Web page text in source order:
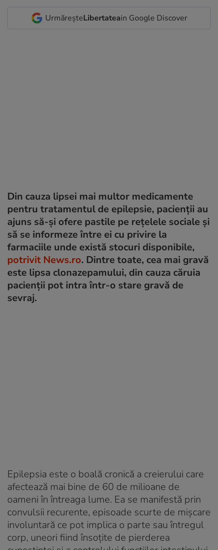
UrmăreșteLibertateain Google Discover
Din cauza lipsei mai multor medicamente
pentru tratamentul de epilepsie, pacienții au
ajuns să-și ofere pastile pe rețelele sociale și
să se informeze între ei cu privire la
farmaciile unde există stocuri disponibile,
potrivit News.ro. Dintre toate, cea mai gravă
este lipsa clonazepamului, din cauza căruia
pacienții pot intra într-o stare gravă de
sevraj.
Epilepsia este o boală cronică a creierului care
afectează mai bine de 60 de milioane de
oameni în întreaga lume. Ea se manifestă prin
convulsii recurente, episoade scurte de mișcare
involuntară ce pot implica o parte sau întregul
corp, uneori fiind însoțite de pierderea